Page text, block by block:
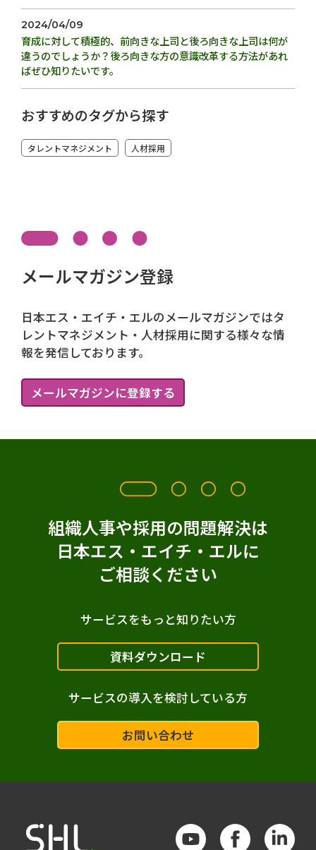
2024/04/09
育成に対して積極的、前向きな上司と後ろ向きな上司は何が
違うのでしょうか？後ろ向きな方の意識改革する方法があれ
ばぜひ知りたいです。
おすすめのタグから探す
タレントマネジメント 人材採用
メールマガジン登録
日本エス・エイチ・エルのメールマガジンではタ
レントマネジメント・人材採用に関する様々な情
報を発信しております。
メールマガジンに登録する
組織人事や採用の問題解決は
日本エス・エイチ・エルに
ご相談ください
サービスをもっと知りたい方
資料ダウンロード
サービスの導入を検討している方
お問い合わせ